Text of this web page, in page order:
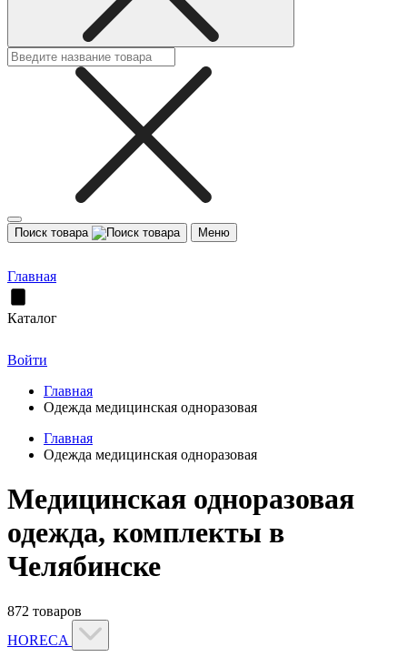
Поиск товара Меню
Главная
Каталог
Войти
Главная
Одежда медицинская одноразовая
Главная
Одежда медицинская одноразовая
Медицинская одноразовая
одежда, комплекты в
Челябинске
872 товаров
HORECA